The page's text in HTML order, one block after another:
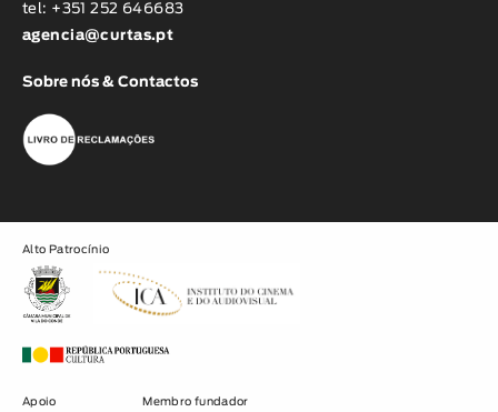
tel: +351 252 646683
agencia@curtas.pt
Sobre nós & Contactos
Alto Patrocínio
Apoio Membro fundador